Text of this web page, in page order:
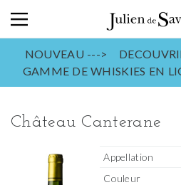
NOUVEAU --->
GAMME DE WHISKIES EN
Château Canterane
Appellation
Couleur